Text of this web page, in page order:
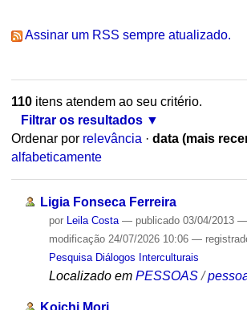
Assinar um RSS sempre atualizado.
110itens atendem ao seu critério.
Filtrar os resultados
Ordenar por relevância · data (mais
alfabeticamente
Ligia Fonseca Ferreira
por Leila Costa — publicado03/04/2013 —
modificação24/07/2026 10:06 —
Pesquisa Diálogos Interculturais
Localizado em PESSOAS /
Koichi Mori